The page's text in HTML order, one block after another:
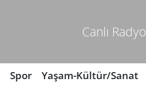
Canlı Radyo
Spor Yaşam-Kültür/Sanat